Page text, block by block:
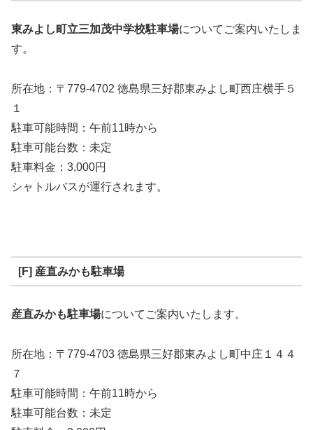
東みよし町立三加茂中学校駐車場についてご案内いたしま
す。
所在地：〒779-4702 徳島県三好郡東みよし町西庄横手５
１
駐車可能時間：午前11時から
駐車可能台数：未定
駐車料金：3,000円
シャトルバスが運行されます。
[F] 産直みかも駐車場
産直みかも駐車場についてご案内いたします。
所在地：〒779-4703 徳島県三好郡東みよし町中庄１４４
７
駐車可能時間：午前11時から
駐車可能台数：未定